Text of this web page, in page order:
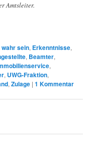
Amtsleiter.
sein, Erkenntnisse,
, Beamter,
,
, UWG-Fraktion,
,Zulage |1 Kommentar